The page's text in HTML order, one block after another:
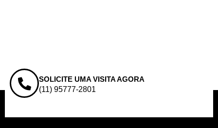
SOLICITE UMA VISITA AGORA
(11) 95777-2801